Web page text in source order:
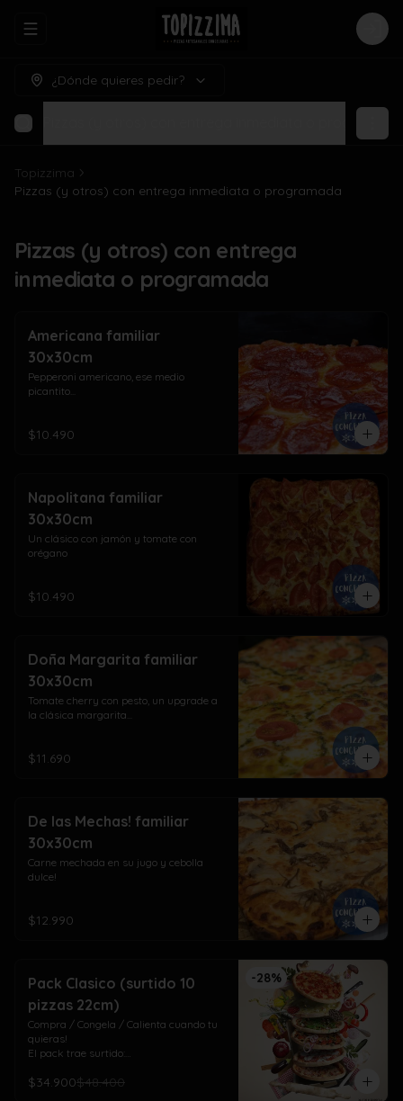
Abrir menu de navegación Login
¿Dónde quieres pedir?
Topizzima
Pizzas (y otros) con entrega inmediata o programada
Pizzas (y otros) con entrega
inmediata o programada
Americana familiar
30x30cm
Pepperoni americano, ese medio
picantito...
$10.490
Napolitana familiar
30x30cm
Un clásico con jamón y tomate con
orégano
$10.490
Doña Margarita familiar
30x30cm
Tomate cherry con pesto, un upgrade a
la clásica margarita...
$11.690
De las Mechas! familiar
30x30cm
Carne mechada en su jugo y cebolla
dulce!
$12.990
-28%
Pack Clasico (surtido 10
pizzas 22cm)
Compra / Congela / Calienta cuando tu
quieras!
El pack trae surtido:
3 Napolitana (jamón, tomate orégano)
$34.900$48.400